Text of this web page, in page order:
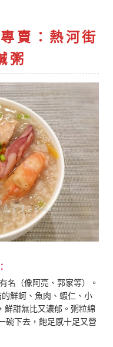
賣：熱河街
粥
名（像阿亮、郭家等）。
鮮蚵、魚肉、蝦仁、小
鮮甜無比又濃郁。粥粒綿
碗下去，飽足感十足又營